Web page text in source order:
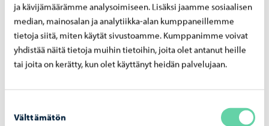
ja kävijämäärämme analysoimiseen. Lisäksi jaamme sosiaalisen
median, mainosalan ja analytiikka-alan kumppaneillemme
tietoja siitä, miten käytät sivustoamme. Kumppanimme voivat
yhdistää näitä tietoja muihin tietoihin, joita olet antanut heille
tai joita on kerätty, kun olet käyttänyt heidän palvelujaan.
valinta
Välttämätön
Börja med en musikhobby
Här hittar du tips hur du lätt börjar spela eller sjunga